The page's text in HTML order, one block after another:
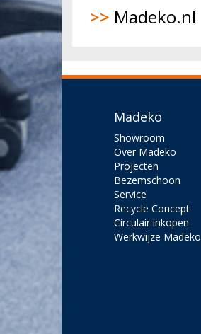
>> Madeko.nl
Madeko
Showroom
Over Madeko
Projecten
Bezemschoon
Service
Recycle Concept
Circulair inkopen
Werkwijze Madeko